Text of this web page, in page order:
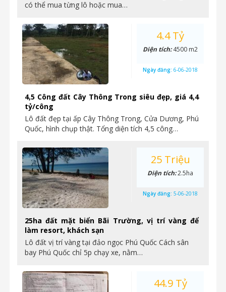
có thể mua từng lô hoặc mua…
4,5 Công đất Cây Thông Trong siêu đẹp, giá 4,4
tỷ/công
Lô đất đẹp tại ấp Cây Thông Trong, Cửa Dương, Phú
Quốc, hình chụp thật. Tổng diện tích 4,5 công…
4.4 Tỷ
Diện tích:4500 m2
Ngày đăng: 6-06-2018
25ha đất mặt biển Bãi Trường, vị trí vàng để
làm resort, khách sạn
Lô đất vị trí vàng tại đảo ngọc Phú Quốc Cách sân
bay Phú Quốc chỉ 5p chạy xe, nằm…
25 Triệu
Diện tích:2.5ha
Ngày đăng: 5-06-2018
44.9 Tỷ